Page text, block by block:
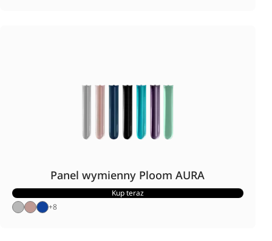
Panel wymienny Ploom AURA
Kup teraz
+8